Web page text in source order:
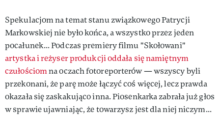
Spekulacjom na temat stanu związkowego Patrycji
Markowskiej nie było końca, a wszystko przez jeden
pocałunek... Podczas premiery filmu "Skołowani"
artystka i reżyser produkcji oddała się namiętnym
czułościomna oczach fotoreporterów — wszyscy byli
przekonani, że parę może łączyć coś więcej, lecz prawda
okazała się zaskakująco inna. Piosenkarka zabrała już głos
w sprawie ujawniając, że towarzysz jest dla niej niczym...